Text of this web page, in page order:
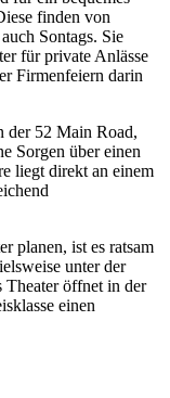
finden von
Sontags. Sie
für private Anlässe
Firmenfeiern darin
der 52 Main Road,
Sorgen über einen
liegt direkt an einem
planen, ist es ratsam
unter der
Theater öffnet in der
einen